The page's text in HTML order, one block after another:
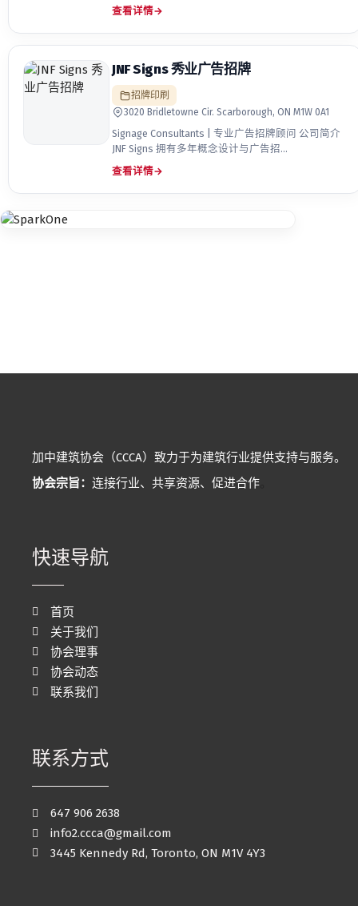
查看详情→
JNF Signs 秀业广告招牌
招牌印刷
3020 Bridletowne Cir. Scarborough, ON M1W 0A1
Signage Consultants | 专业广告招牌顾问 公司简介
JNF Signs 拥有多年概念设计与广告招…
查看详情→
加中建筑协会（CCCA）致力于为建筑行业提供支持与服务。
协会宗旨： 连接行业、共享资源、促进合作
快速导航
首页
关于我们
协会理事
协会动态
联系我们
联系方式
647 906 2638
info2.ccca@gmail.com
3445 Kennedy Rd, Toronto, ON M1V 4Y3